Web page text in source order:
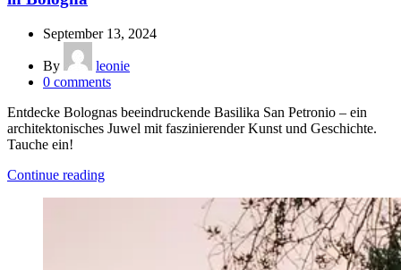
September 13, 2024
By
leonie
0 comments
Entdecke Bolognas beeindruckende Basilika San Petronio – ein
architektonisches Juwel mit faszinierender Kunst und Geschichte.
Tauche ein!
Continue reading